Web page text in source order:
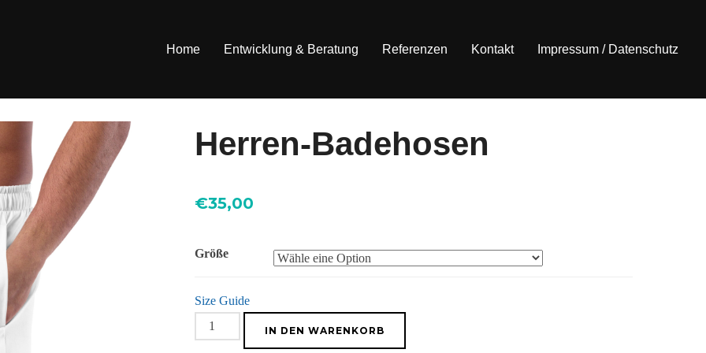
Home Entwicklung & Beratung Referenzen Kontakt Impressum / Datenschutz
Herren-Badehosen
€35,00
Größe
Size Guide
Herren-
Badehosen
IN DEN WARENKORB